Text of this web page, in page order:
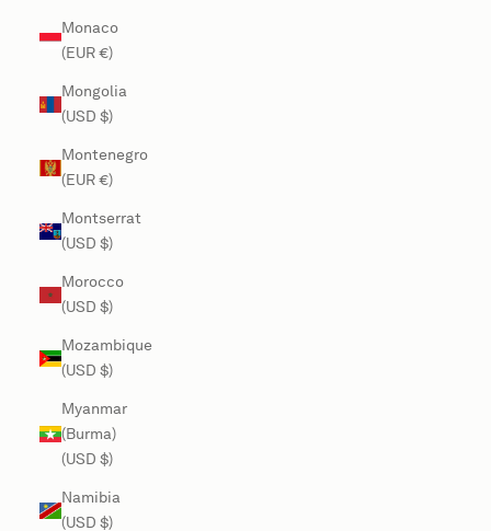
Monaco
(EUR €)
Mongolia
(USD $)
Montenegro
(EUR €)
Montserrat
(USD $)
Morocco
(USD $)
Mozambique
(USD $)
Myanmar
(Burma)
(USD $)
Namibia
(USD $)